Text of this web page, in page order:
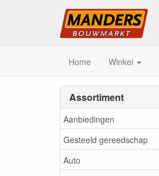
Home Winkel
Assortiment
Aanbiedingen
Gesteeld gereedschap
Auto